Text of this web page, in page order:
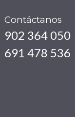
Contáctanos
902 364 050
691 478 536